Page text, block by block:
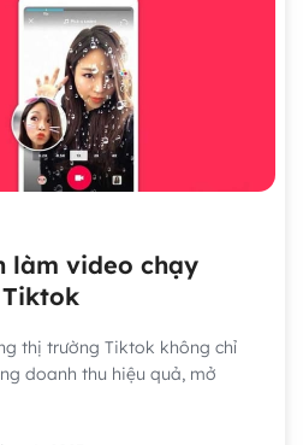
làm video chạy
thị trường Tiktok không chỉ
doanh thu hiệu quả, mở